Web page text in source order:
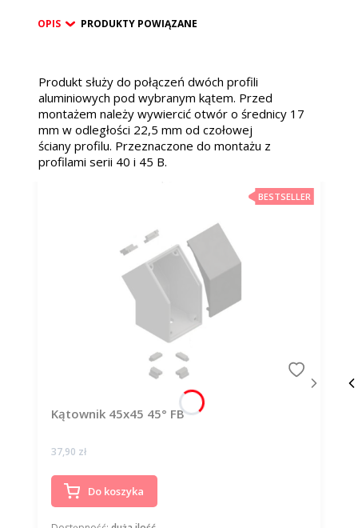
OPIS PRODUKTY POWIĄZANE
Produkt służy do połączeń dwóch profili
aluminiowych pod wybranym kątem. Przed
montażem należy wywiercić otwór o średnicy 17
mm w odległości 22,5 mm od czołowej
ściany profilu. Przeznaczone do montażu z
profilami serii 40 i 45 B.
BESTSELLER
Kątownik 45x45 45° FB
Cena
37,90 zł
Do koszyka